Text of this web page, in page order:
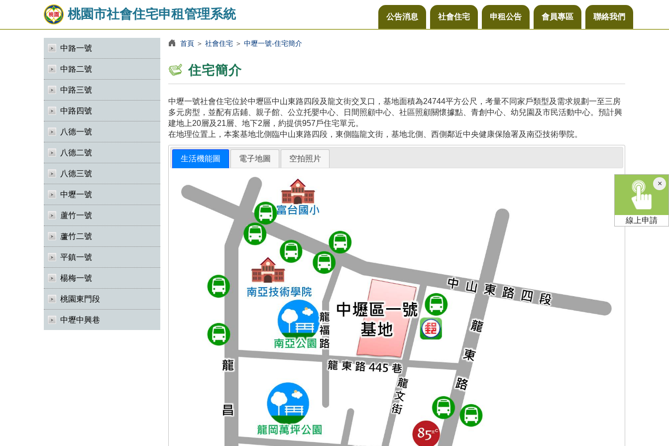
桃園市社會住宅申租管理系統 公告消息 社會住宅 申租公告 會員專區 聯絡我們
中路一號
中路二號
中路三號
中路四號
八德一號
八德二號
八德三號
中壢一號
蘆竹一號
蘆竹二號
平鎮一號
楊梅一號
桃園東門段
中壢中興巷
首頁＞ 社會住宅＞ 中壢一號-住宅簡介
住宅簡介
中壢一號社會住宅位於中壢區中山東路四段及龍文街交叉口，基地面積為24744平方公尺，考量不同家戶類型及需求規劃一至三房
多元房型，並配有店鋪、親子館、公立托嬰中心、日間照顧中心、社區照顧關懷據點、青創中心、幼兒園及市民活動中心。預計興
建地上20層及21層、地下2層，約提供957戶住宅單元。
在地理位置上，本案基地北側臨中山東路四段，東側臨龍文街，基地北側、西側鄰近中央健康保險署及南亞技術學院。
生活機能圖 電子地圖 空拍照片
×關
閉
線上申請